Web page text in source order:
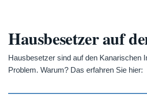
Hausbesetzer auf
Hausbesetzer sind auf den Kanarischen
Problem. Warum? Das erfahren Sie hier: